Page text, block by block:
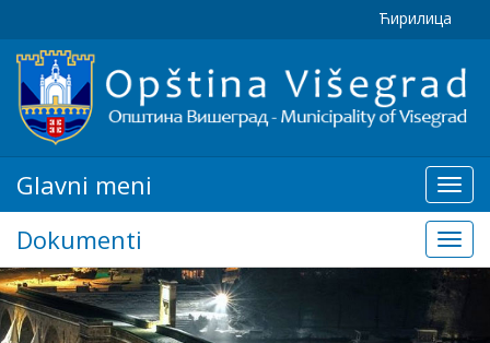
Ћирилица
Glavni
meni
Glavni meni
Dokumenti